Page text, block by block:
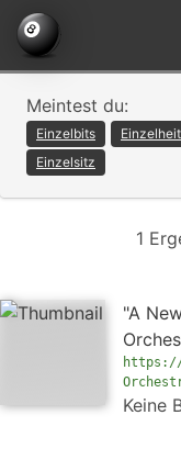
Meintest du:
Einzelbits Einzelheit
Einzelsitz
1
"A
Keine